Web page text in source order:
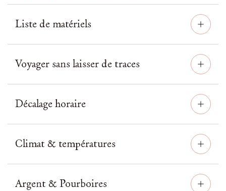
Liste de matériels
Voyager sans laisser de traces
Décalage horaire
Climat & températures
Argent & Pourboires